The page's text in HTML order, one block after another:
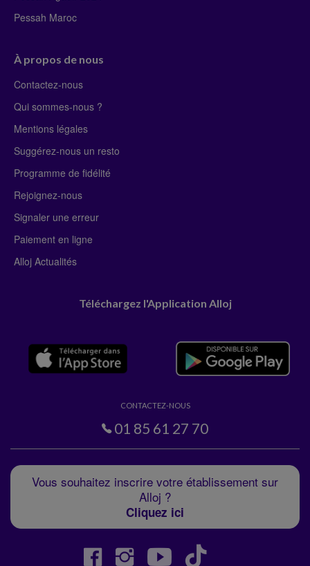
Pessah Maroc
À propos de nous
Contactez-nous
Qui sommes-nous ?
Mentions légales
Suggérez-nous un resto
Programme de fidélité
Rejoignez-nous
Signaler une erreur
Paiement en ligne
Alloj Actualités
Téléchargez l'Application Alloj
CONTACTEZ-NOUS
01 85 61 27 70
Vous souhaitez inscrire votre établissement sur
Alloj ?
Cliquez ici